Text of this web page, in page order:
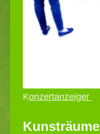
Konzertanzeiger
Kunsträume